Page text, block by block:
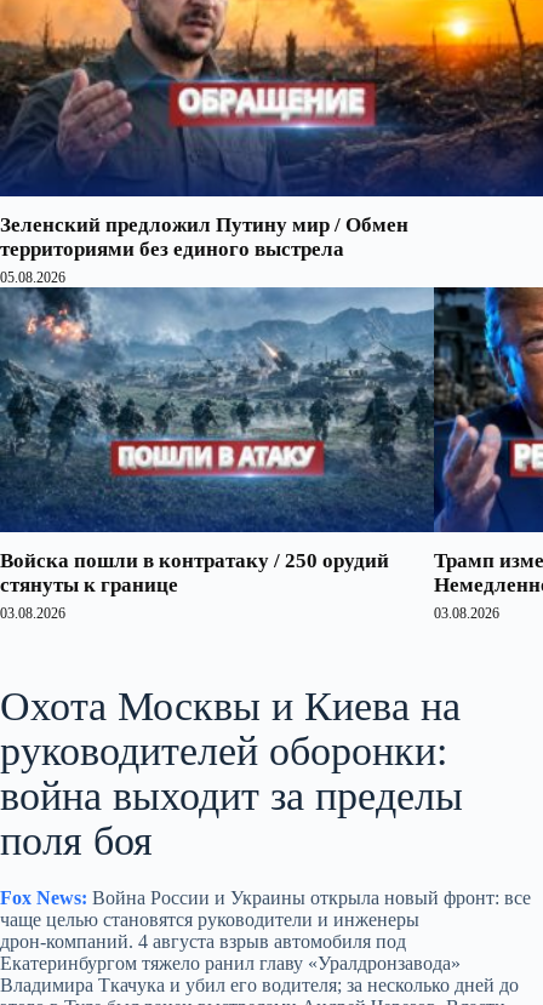
Зеленский предложил Путину мир / Обмен
территориями без единого выстрела
05.08.2026
Войска пошли в контратаку / 250 орудий
стянуты к границе
03.08.2026
Трамп
03.08.2026
Охота Москвы и Киева на
руководителей оборонки:
война выходит за пределы
поля боя
Fox News: Война России и Украины открыла новый фронт: все
чаще целью становятся руководители и инженеры
дрон‑компаний. 4 августа взрыв автомобиля под
Екатеринбургом тяжело ранил главу «Уралдронзавода»
Владимира Ткачука и убил его водителя; за несколько дней до